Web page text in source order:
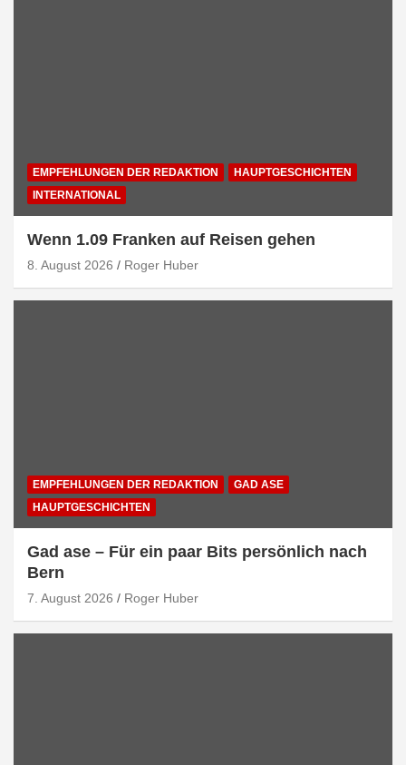
EMPFEHLUNGEN DER REDAKTION
HAUPTGESCHICHTEN
INTERNATIONAL
Wenn 1.09 Franken auf Reisen gehen
8. August 2026 Roger Huber
EMPFEHLUNGEN DER REDAKTION
GAD ASE
HAUPTGESCHICHTEN
Gad ase – Für ein paar Bits persönlich nach
Bern
7. August 2026 Roger Huber